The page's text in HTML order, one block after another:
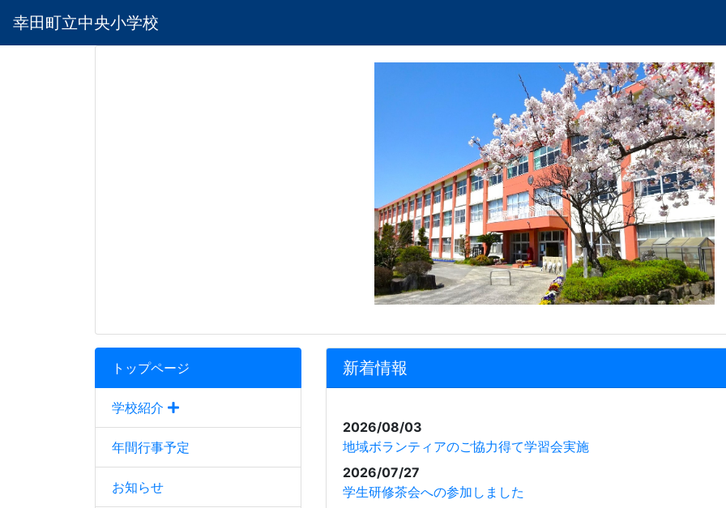
幸田町立中央小学校
トップページ
学校紹介
年間行事予定
お知らせ
新着情報
2026/08/03
地域ボランティアのご協力得て学習会実施
2026/07/27
学生研修茶会への参加しました